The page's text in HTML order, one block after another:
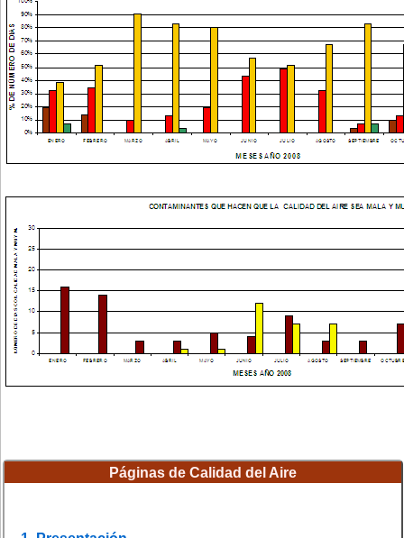
Páginas de Calidad del Aire